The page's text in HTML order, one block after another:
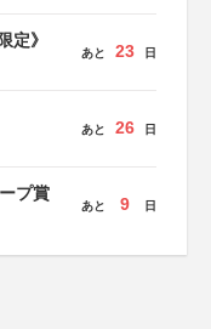
定》
あと 23 日
あと 26 日
プ賞
あと 9 日